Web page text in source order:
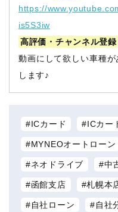
https://
is5S3iw
高評価・チャンネル登録
動画にして欲しい車種
します♪
ICカード ICカー
MYNEOオートローン
ネオドライブ 中
函館支店 札幌本
自社ローン 自社